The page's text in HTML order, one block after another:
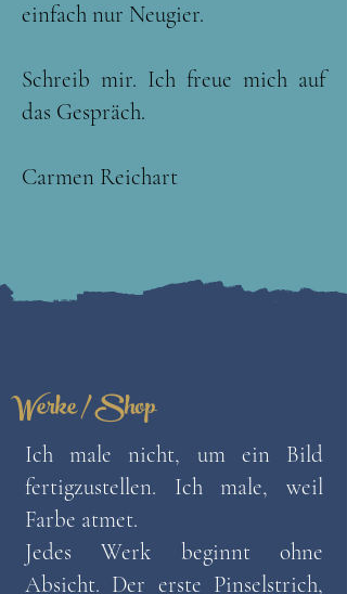
einfach nur Neugier.
Schreib mir. Ich freue mich auf
das Gespräch.
Carmen Reichart
Werke / Shop
Ich male nicht, um ein Bild
fertigzustellen. Ich male, weil
Farbe atmet.
Jedes Werk beginnt ohne
Absicht. Der erste Pinselstrich,